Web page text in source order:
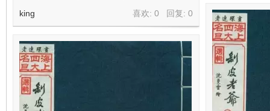
喜欢: 0 回复: 0
king